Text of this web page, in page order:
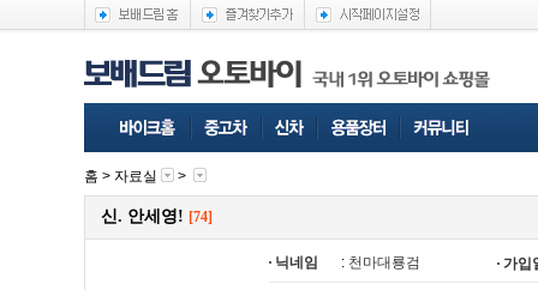
홈 > 자료실 >
신. 안세영! [74]
닉네임 : 천마대룡검 가입